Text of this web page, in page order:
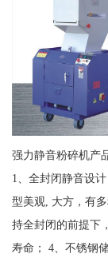
强力静音粉碎机产
1、全封闭静音设
型美观, 大方，有
持全封闭的前提下
寿命； 4、不锈钢